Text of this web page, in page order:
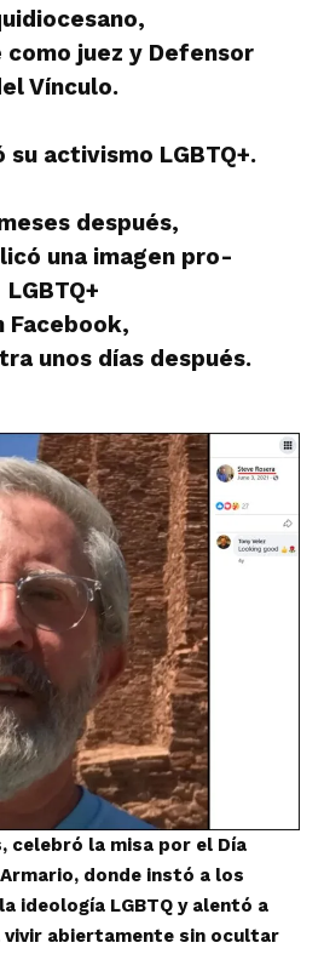
juez y Defensor
Vínculo.
activismo LGBTQ+.
después,
una imagen pro-
LGBTQ+
Facebook,
unos días después.
celebró la misa por el Día
donde instó a los
ideología LGBTQ y alentó a
vivir abiertamente sin ocultar